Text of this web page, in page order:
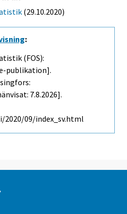
(29.10.2020)
:
(FOS):
publikation].
7.8.2026].
09/index_sv.html